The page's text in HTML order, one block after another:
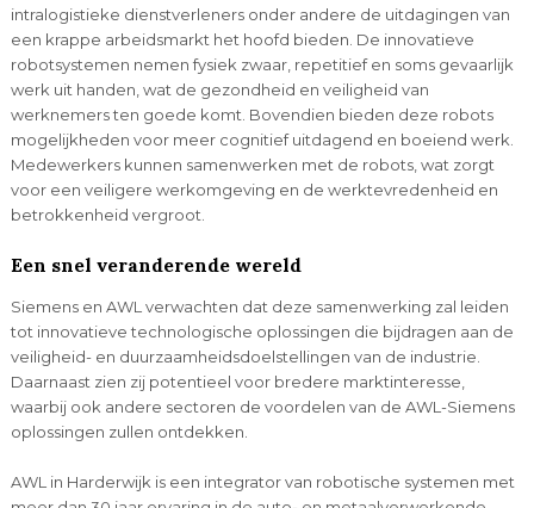
intralogistieke dienstverleners onder andere de uitdagingen van
een krappe arbeidsmarkt het hoofd bieden. De innovatieve
robotsystemen nemen fysiek zwaar, repetitief en soms gevaarlijk
werk uit handen, wat de gezondheid en veiligheid van
werknemers ten goede komt. Bovendien bieden deze robots
mogelijkheden voor meer cognitief uitdagend en boeiend werk.
Medewerkers kunnen samenwerken met de robots, wat zorgt
voor een veiligere werkomgeving en de werktevredenheid en
betrokkenheid vergroot.
Een snel veranderende wereld
Siemens en AWL verwachten dat deze samenwerking zal leiden
tot innovatieve technologische oplossingen die bijdragen aan de
veiligheid- en duurzaamheidsdoelstellingen van de industrie.
Daarnaast zien zij potentieel voor bredere marktinteresse,
waarbij ook andere sectoren de voordelen van de AWL-Siemens
oplossingen zullen ontdekken.
AWL in Harderwijk is een integrator van robotische systemen met